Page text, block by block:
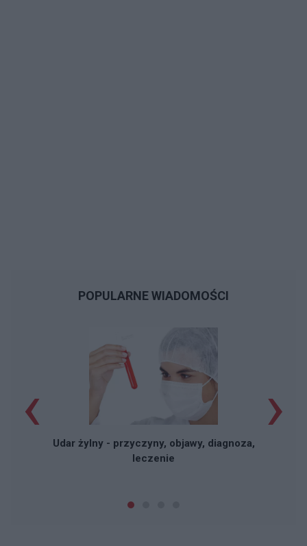
POPULARNE WIADOMOŚCI
Udar żylny - przyczyny, objawy, diagnoza,
leczenie
‹ ›